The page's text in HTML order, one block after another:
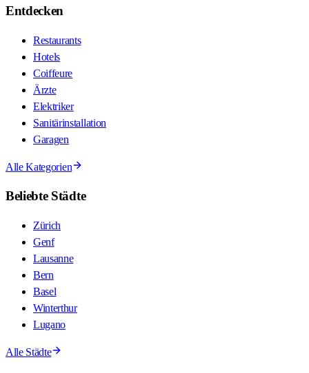
Entdecken
Restaurants
Hotels
Coiffeure
Ärzte
Elektriker
Sanitärinstallation
Garagen
Alle Kategorien
Beliebte Städte
Zürich
Genf
Lausanne
Bern
Basel
Winterthur
Lugano
Alle Städte